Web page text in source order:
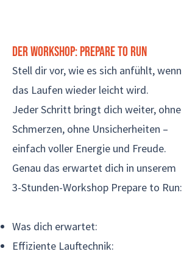
Der Workshop: Prepare to Run
Stell dir vor, wie es sich anfühlt, wenn
das Laufen wieder leicht wird.
Jeder Schritt bringt dich weiter, ohne
Schmerzen, ohne Unsicherheiten –
einfach voller Energie und Freude.
Genau das erwartet dich in unserem
3-Stunden-Workshop Prepare to Run:
Was dich erwartet:
Effiziente Lauftechnik: